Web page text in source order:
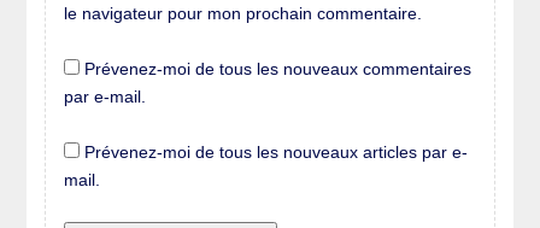
le navigateur pour mon prochain commentaire.
Prévenez-moi de tous les nouveaux commentaires
par e-mail.
Prévenez-moi de tous les nouveaux articles par e-
mail.